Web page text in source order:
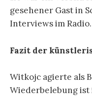
gesehener Gast in
Interviews im Radio.
Fazit der
Witkojc agierte als
Wiederbelebung